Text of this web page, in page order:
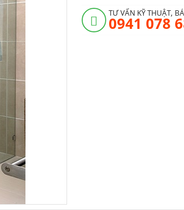
TƯ VẤN KỸ THUẬT,
0941 078